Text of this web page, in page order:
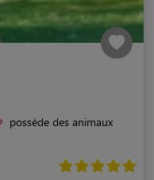
possède des animaux